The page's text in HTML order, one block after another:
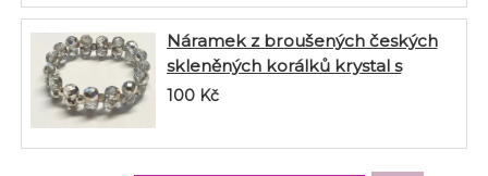
Náramek z broušených českých
skleněných korálků krystal s
pokovem
100 Kč